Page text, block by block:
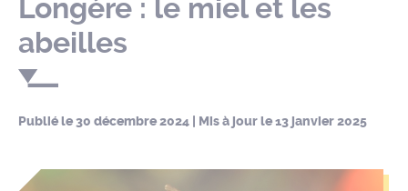
Longère : le miel et les
abeilles
Publié le30 décembre 2024 | Mis à jour le13 janvier 2025